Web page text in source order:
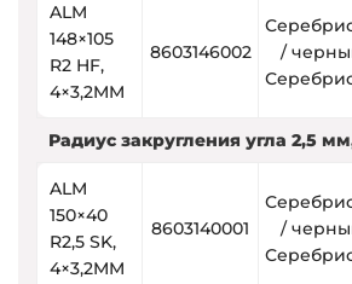
ALM
148×105
R2 HF,
4×3,2MM
8603146002
/
Радиус закругления угла 2,5
ALM
150×40
R2,5 SK,
4×3,2MM
8603140001
/